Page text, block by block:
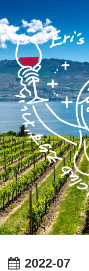
2022-07